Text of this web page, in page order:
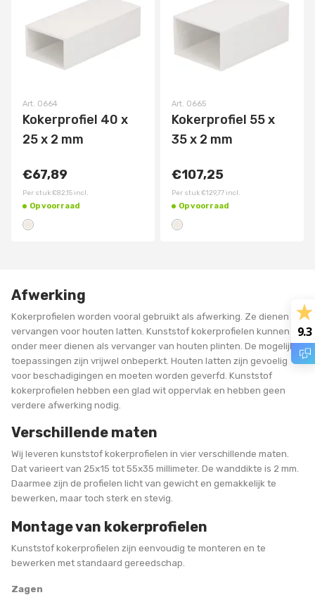
Art. 0664
Kokerprofiel 40 x
25 x 2 mm
€67,89
Per stuk€82,15 incl.
Op voorraad
Art. 0665
Kokerprofiel 55 x
35 x 2 mm
€107,25
Per stuk€129,77 incl.
Op voorraad
Afwerking
Kokerprofielen worden vooral gebruikt als afwerking. Ze dienen als
vervangen voor houten latten. Kunststof kokerprofielen kunnen
onder meer dienen als vervanger van houten plinten. De mogelijke
toepassingen zijn vrijwel onbeperkt. Houten latten zijn gevoelig
voor beschadigingen en moeten worden geverfd. Kunststof
kokerprofielen hebben een glad wit oppervlak en hebben geen
verdere afwerking nodig.
Verschillende maten
Wij leveren kunststof kokerprofielen in vier verschillende maten.
Dat varieert van 25x15 tot 55x35 millimeter. De wanddikte is 2 mm.
Daarmee zijn de profielen licht van gewicht en gemakkelijk te
bewerken, maar toch sterk en stevig.
Montage van kokerprofielen
Kunststof kokerprofielen zijn eenvoudig te monteren en te
bewerken met standaard gereedschap.
Zagen
9.3